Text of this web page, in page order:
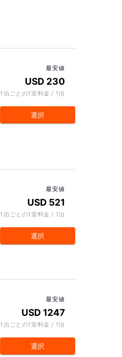
最安値
USD 230
1泊ごとの1室料金 / 1泊
選択
最安値
USD 521
1泊ごとの1室料金 / 1泊
選択
最安値
USD 1247
1泊ごとの1室料金 / 1泊
選択